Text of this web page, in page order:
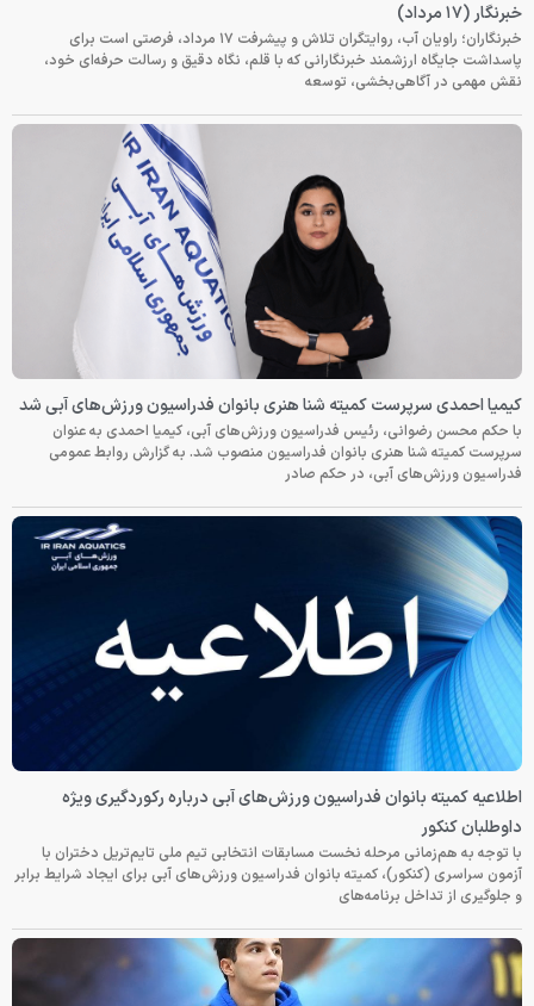
خبرنگار (۱۷ مرداد)
خبرنگاران؛ راویان آب، روایتگران تلاش و پیشرفت ۱۷ مرداد، فرصتی است برای
پاسداشت جایگاه ارزشمند خبرنگارانی که با قلم، نگاه دقیق و رسالت حرفه‌ای خود،
نقش مهمی در آگاهی‌بخشی، توسعه
کیمیا احمدی سرپرست کمیته شنا هنری بانوان فدراسیون ورزش‌های آبی شد
با حکم محسن رضوانی، رئیس فدراسیون ورزش‌های آبی، کیمیا احمدی به عنوان
سرپرست کمیته شنا هنری بانوان فدراسیون منصوب شد. به گزارش روابط عمومی
فدراسیون ورزش‌های آبی، در حکم صادر
اطلاعیه کمیته بانوان فدراسیون ورزش‌های آبی درباره رکوردگیری ویژه
داوطلبان کنکور
با توجه به هم‌زمانی مرحله نخست مسابقات انتخابی تیم ملی تایم‌تریل دختران با
آزمون سراسری (کنکور)، کمیته بانوان فدراسیون ورزش‌های آبی برای ایجاد شرایط برابر
و جلوگیری از تداخل برنامه‌های